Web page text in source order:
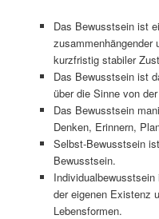
Das Bewusstsein ist
zusammenhängender
kurzfristig stabiler
Das Bewusstsein ist
über die Sinne von
Das Bewusstsein
Denken, Erinnern,
Selbst-Bewusstsein
Bewusstsein.
der eigenen Existenz
Lebensformen.